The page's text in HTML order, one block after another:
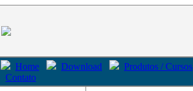
Home Download Produtos / Cursos
Contato